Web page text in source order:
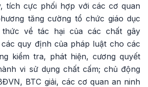
tích cực phối hợp với các cơ quan
tăng cường tổ chức giáo dục
thức về tác hại của các chất gây
quy định của pháp luật cho các
kiểm tra, phát hiện, cương quyết
vi sử dụng chất cấm; chủ động
BTC giải, các cơ quan an ninh